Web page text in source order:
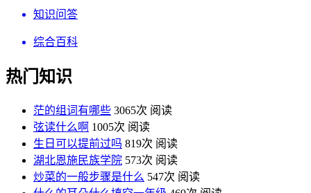
知识问答
综合百科
热门知识
茫的组词有哪些 3065次 阅读
弦读什么啊 1005次 阅读
生日可以提前过吗 819次 阅读
湖北恩施民族学院 573次 阅读
炒菜的一般步骤是什么 547次 阅读